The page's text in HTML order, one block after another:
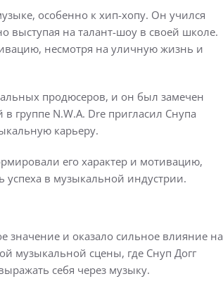
особенно к хип-хопу. Он учился
выступая на талант-шоу в своей школе.
несмотря на уличную жизнь и
продюсеров, и он был замечен
группе N.W.A. Dre пригласил Снупа
карьеру.
его характер и мотивацию,
успеха в музыкальной индустрии.
значение и оказало сильное влияние на
музыкальной сцены, где Снуп Догг
себя через музыку.